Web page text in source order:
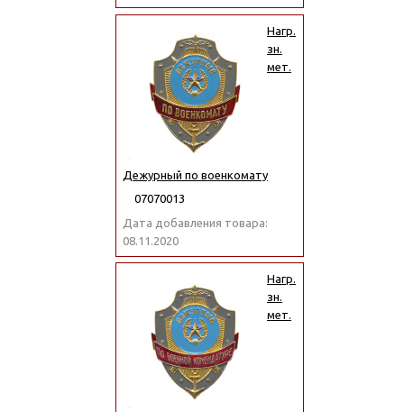
Нагр.
зн.
мет.
Дежурный по военкомату
07070013
Дата добавления товара:
08.11.2020
Нагр.
зн.
мет.